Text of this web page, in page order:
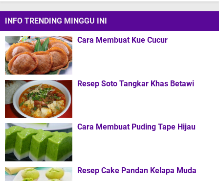
INFO TRENDING MINGGU INI
Cara Membuat Kue Cucur
Resep Soto Tangkar Khas Betawi
Cara Membuat Puding Tape Hijau
Resep Cake Pandan Kelapa Muda